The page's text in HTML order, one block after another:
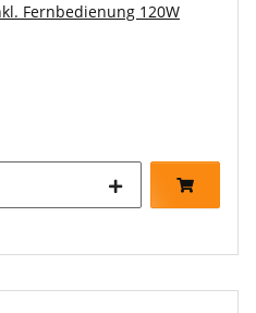
Fernbedienung 120W